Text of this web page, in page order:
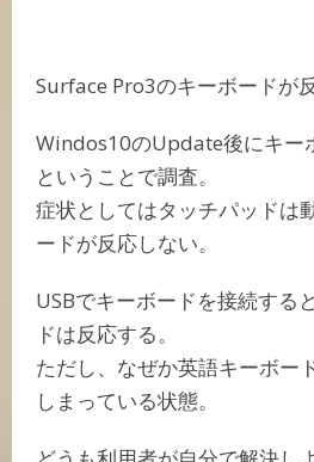
Surface Pro3のキーボードが
Windos10のUpdate後にキー
ということで調査。
症状としてはタッチパッドは
ードが反応しない。
USBでキーボードを接続する
ドは反応する。
ただし、なぜか英語キーボー
しまっている状態。